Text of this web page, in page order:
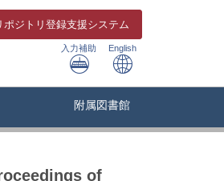
ポジトリ 登録支援システム
入力補助 English
附属図書館
of